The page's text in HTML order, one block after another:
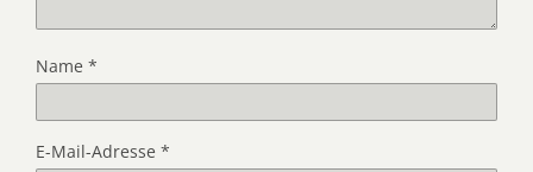
Name *
E-Mail-Adresse *